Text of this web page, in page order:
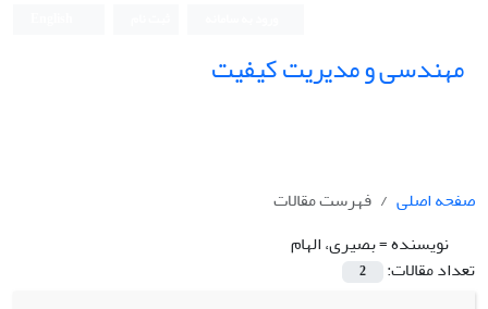
مهندسی و مدیریت کیفیت
صفحه اصلی
فهرست مقالات
نویسنده =بصیری، الهام
تعداد مقالات:
2